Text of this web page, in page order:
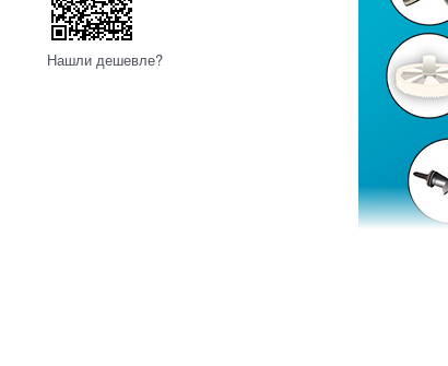
Нашли дешевле?